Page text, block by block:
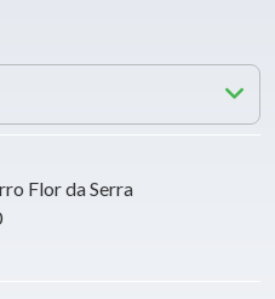
Flor da Serra